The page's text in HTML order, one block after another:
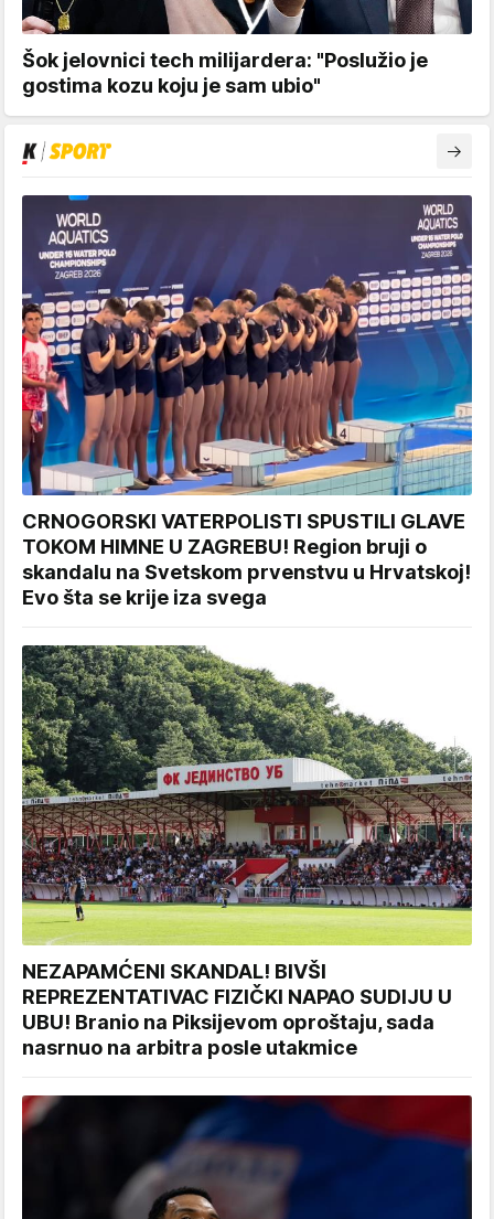
Šok jelovnici tech milijardera: "Poslužio je
gostima kozu koju je sam ubio"
CRNOGORSKI VATERPOLISTI SPUSTILI GLAVE
TOKOM HIMNE U ZAGREBU! Region bruji o
skandalu na Svetskom prvenstvu u Hrvatskoj!
Evo šta se krije iza svega
NEZAPAMĆENI SKANDAL! BIVŠI
REPREZENTATIVAC FIZIČKI NAPAO SUDIJU U
UBU! Branio na Piksijevom oproštaju, sada
nasrnuo na arbitra posle utakmice